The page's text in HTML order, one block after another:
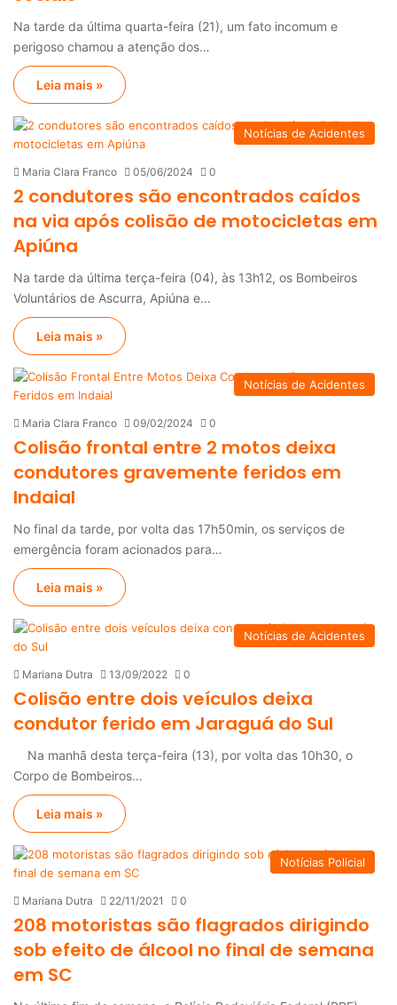
Na tarde da última quarta-feira (21), um fato incomum e
perigoso chamou a atenção dos…
Leia mais »
Notícias de Acidentes
Maria Clara Franco 05/06/2024 0
2 condutores são encontrados caídos
na via após colisão de motocicletas em
Apiúna
Na tarde da última terça-feira (04), às 13h12, os Bombeiros
Voluntários de Ascurra, Apiúna e…
Leia mais »
Notícias de Acidentes
Maria Clara Franco 09/02/2024 0
Colisão frontal entre 2 motos deixa
condutores gravemente feridos em
Indaial
No final da tarde, por volta das 17h50min, os serviços de
emergência foram acionados para…
Leia mais »
Notícias de Acidentes
Mariana Dutra 13/09/2022 0
Colisão entre dois veículos deixa
condutor ferido em Jaraguá do Sul
Na manhã desta terça-feira (13), por volta das 10h30, o
Corpo de Bombeiros…
Leia mais »
Notícias Policial
Mariana Dutra 22/11/2021 0
208 motoristas são flagrados dirigindo
sob efeito de álcool no final de semana
em SC